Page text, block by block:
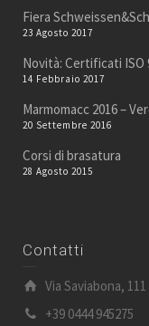
Fiera
23 Agosto 2017
Novità: Certificati ISO
14 Febbraio 2017
Marmomacc 2016 –
20 Settembre 2016
Corsi di brasatura
28 Agosto 2015
Contatti
Via Saviabona,
+39 0444 945275